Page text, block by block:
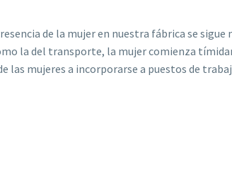
de la mujer en nuestra fábrica se
la del transporte, la mujer comienza
las mujeres a incorporarse a puestos de